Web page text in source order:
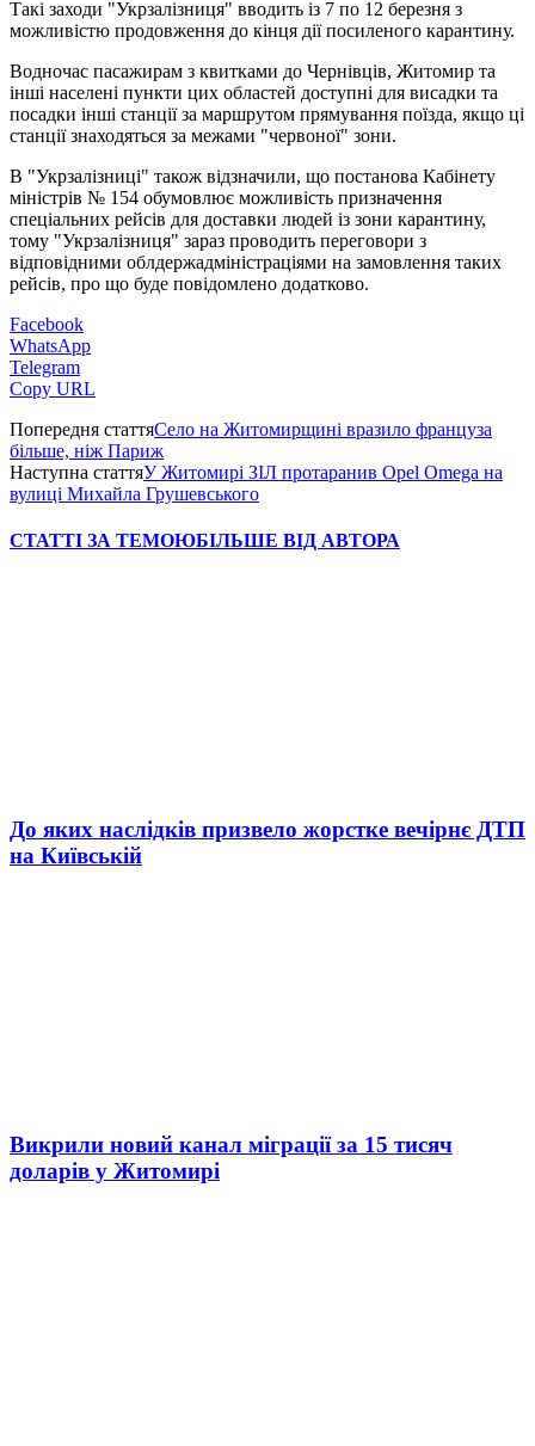
Такі заходи "Укрзалізниця" вводить із 7 по 12 березня з
можливістю продовження до кінця дії посиленого карантину.
Водночас пасажирам з квитками до Чернівців, Житомир та
інші населені пункти цих областей доступні для висадки та
посадки інші станції за маршрутом прямування поїзда, якщо ці
станції знаходяться за межами "червоної" зони.
В "Укрзалізниці" також відзначили, що постанова Кабінету
міністрів № 154 обумовлює можливість призначення
спеціальних рейсів для доставки людей із зони карантину,
тому "Укрзалізниця" зараз проводить переговори з
відповідними облдержадміністраціями на замовлення таких
рейсів, про що буде повідомлено додатково.
Facebook
WhatsApp
Telegram
Copy URL
Попередня статтяСело на Житомирщині вразило француза
більше, ніж Париж
Наступна статтяУ Житомирі ЗІЛ протаранив Opel Omega на
вулиці Михайла Грушевського
СТАТТІ ЗА ТЕМОЮБІЛЬШЕ ВІД АВТОРА
До яких наслідків призвело жорстке вечірнє ДТП
на Київській
Викрили новий канал міграції за 15 тисяч
доларів у Житомирі